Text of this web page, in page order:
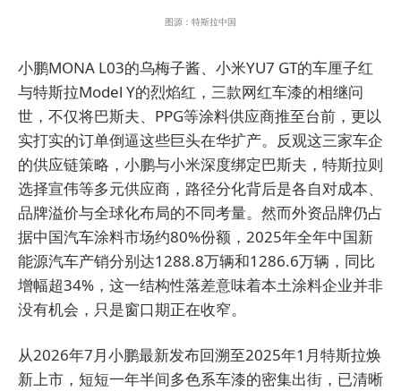
图源：特斯拉中国
小鹏MONA L03的乌梅子酱、小米YU7 GT的车厘子红
与特斯拉Model Y的烈焰红，三款网红车漆的相继问
世，不仅将巴斯夫、PPG等涂料供应商推至台前，更以
实打实的订单倒逼这些巨头在华扩产。 反观这三家车企
的供应链策略，小鹏与小米深度绑定巴斯夫，特斯拉则
选择宣伟等多元供应商，路径分化背后是各自对成本、
品牌溢价与全球化布局的不同考量。然而外资品牌仍占
据中国汽车涂料市场约80%份额，2025年全年中国新
能源汽车产销分别达1288.8万辆和1286.6万辆，同比
增幅超34%，这一结构性落差意味着本土涂料企业并非
没有机会，只是窗口期正在收窄。
从2026年7月小鹏最新发布回溯至2025年1月特斯拉焕
新上市，短短一年半间多色系车漆的密集出街，已清晰